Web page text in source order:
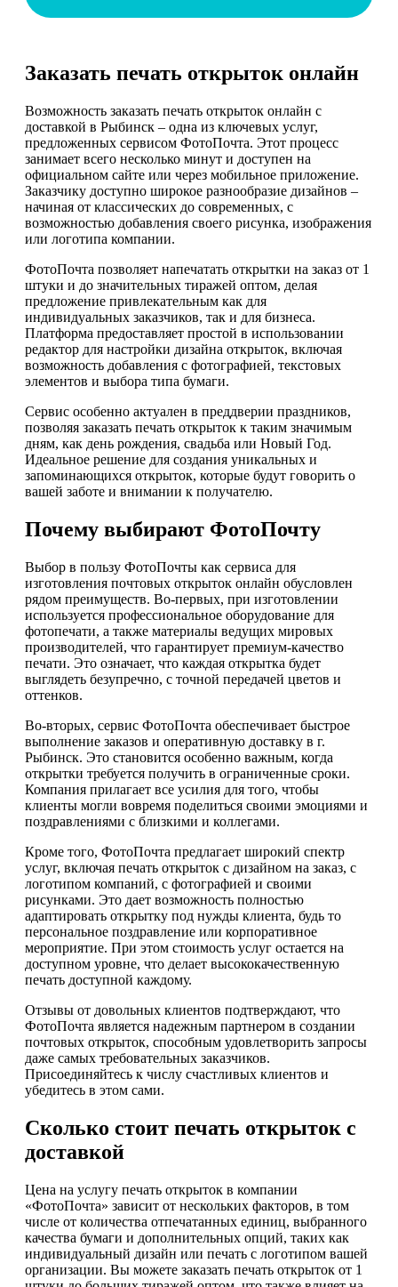
Заказать печать открыток онлайн
Возможность заказать печать открыток онлайн с
доставкой в Рыбинск – одна из ключевых услуг,
предложенных сервисом ФотоПочта. Этот процесс
занимает всего несколько минут и доступен на
официальном сайте или через мобильное приложение.
Заказчику доступно широкое разнообразие дизайнов –
начиная от классических до современных, с
возможностью добавления своего рисунка, изображения
или логотипа компании.
ФотоПочта позволяет напечатать открытки на заказ от 1
штуки и до значительных тиражей оптом, делая
предложение привлекательным как для
индивидуальных заказчиков, так и для бизнеса.
Платформа предоставляет простой в использовании
редактор для настройки дизайна открыток, включая
возможность добавления с фотографией, текстовых
элементов и выбора типа бумаги.
Сервис особенно актуален в преддверии праздников,
позволяя заказать печать открыток к таким значимым
дням, как день рождения, свадьба или Новый Год.
Идеальное решение для создания уникальных и
запоминающихся открыток, которые будут говорить о
вашей заботе и внимании к получателю.
Почему выбирают ФотоПочту
Выбор в пользу ФотоПочты как сервиса для
изготовления почтовых открыток онлайн обусловлен
рядом преимуществ. Во-первых, при изготовлении
используется профессиональное оборудование для
фотопечати, а также материалы ведущих мировых
производителей, что гарантирует премиум-качество
печати. Это означает, что каждая открытка будет
выглядеть безупречно, с точной передачей цветов и
оттенков.
Во-вторых, сервис ФотоПочта обеспечивает быстрое
выполнение заказов и оперативную доставку в г.
Рыбинск. Это становится особенно важным, когда
открытки требуется получить в ограниченные сроки.
Компания прилагает все усилия для того, чтобы
клиенты могли вовремя поделиться своими эмоциями и
поздравлениями с близкими и коллегами.
Кроме того, ФотоПочта предлагает широкий спектр
услуг, включая печать открыток с дизайном на заказ, с
логотипом компаний, с фотографией и своими
рисунками. Это дает возможность полностью
адаптировать открытку под нужды клиента, будь то
персональное поздравление или корпоративное
мероприятие. При этом стоимость услуг остается на
доступном уровне, что делает высококачественную
печать доступной каждому.
Отзывы от довольных клиентов подтверждают, что
ФотоПочта является надежным партнером в создании
почтовых открыток, способным удовлетворить запросы
даже самых требовательных заказчиков.
Присоединяйтесь к числу счастливых клиентов и
убедитесь в этом сами.
Сколько стоит печать открыток с
доставкой
Цена на услугу печать открыток в компании
«ФотоПочта» зависит от нескольких факторов, в том
числе от количества отпечатанных единиц, выбранного
качества бумаги и дополнительных опций, таких как
индивидуальный дизайн или печать с логотипом вашей
организации. Вы можете заказать печать открыток от 1